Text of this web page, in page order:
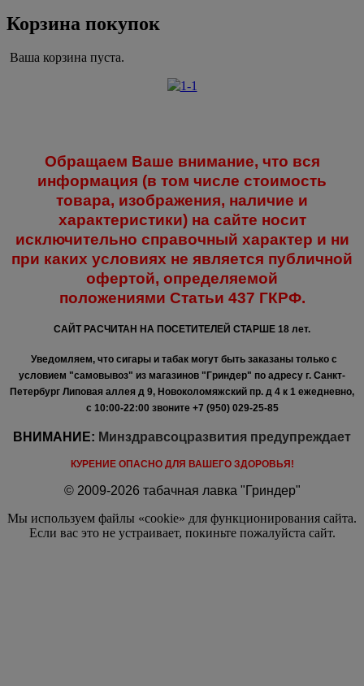
Корзина покупок
Ваша корзина пуста.
Обращаем Ваше внимание, что вся
информация (в том числе стоимость
товара, изображения, наличие и
характеристики) на сайте носит
исключительно справочный характер и ни
при каких условиях не является публичной
офертой, определяемой
положениями Статьи 437 ГКРФ.
САЙТ РАСЧИТАН НА ПОСЕТИТЕЛЕЙ СТАРШЕ 18 лет.
Уведомляем, что сигары и табак могут быть заказаны только с
условием "самовывоз" из магазинов "Гриндер" по адресу г. Санкт-
Петербург Липовая аллея д 9, Новоколомяжский пр. д 4 к 1 ежедневно,
с 10:00-22:00 звоните +7 (950) 029-25-85
ВНИМАНИЕ: Минздравсоцразвития предупреждает
КУРЕНИЕ ОПАСНО ДЛЯ ВАШЕГО ЗДОРОВЬЯ!
© 2009-2026 табачная лавка "Гриндер"
Мы используем файлы «cookie» для функционирования сайта.
Если вас это не устраивает, покиньте пожалуйста сайт.